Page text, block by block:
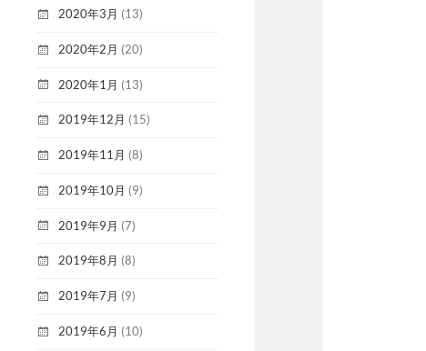
2020年3月 (13)
2020年2月 (20)
2020年1月 (13)
2019年12月 (15)
2019年11月 (8)
2019年10月 (9)
2019年9月 (7)
2019年8月 (8)
2019年7月 (9)
2019年6月 (10)